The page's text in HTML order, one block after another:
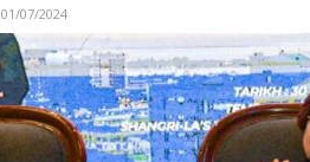
01/07/2024